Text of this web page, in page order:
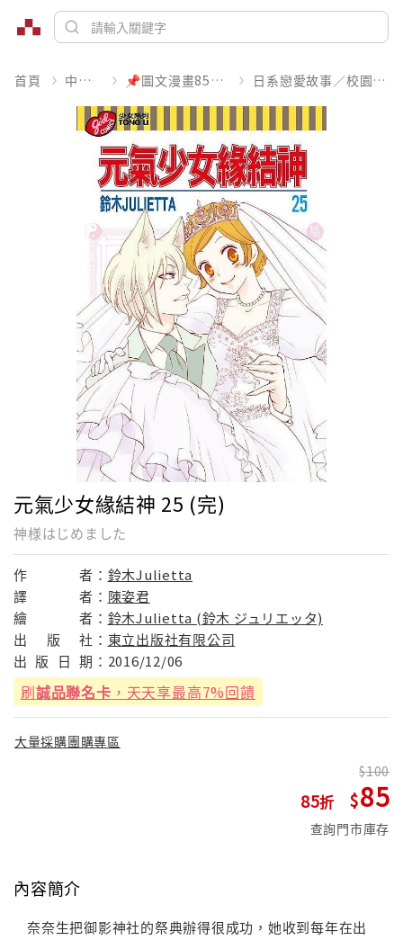
首頁 中文書 📌圖文漫畫85折起 日系戀愛故事／校園青春
元氣少女緣結神 25 (完)
神様はじめました
作 者： 鈴木Julietta
譯
者： 陳姿君
繪
者： 鈴木Julietta (鈴木 ジュリエッタ)
出
版 社： 東立出版社有限公司
出 版 日 期： 2016/12/06
刷誠品聯名卡 ，天天享最高7%回饋
大量採購團購專區
85
100
85
查詢門市庫存
內容簡介
奈奈生把御影神社的祭典辦得很成功，她收到每年在出